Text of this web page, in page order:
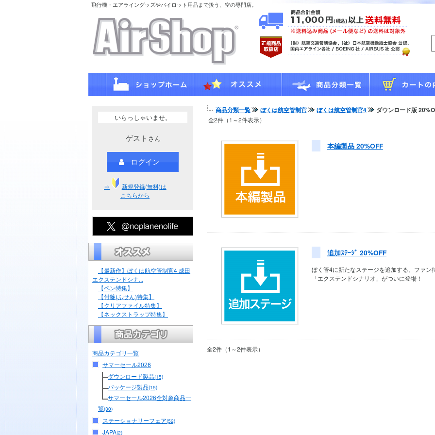
飛行機・エアライングッズやパイロット用品まで扱う、空の専門店。
いらっしゃいませ。
ゲスト さん
ログイン
⇒
新規登録(無料)は
こちらから
【最新作】ぼくは航空管制官4 成田
エクステンドシナ...
【ペン特集】
【付箋(ふせん)特集】
【クリアファイル特集】
【ネックストラップ特集】
商品カテゴリ一覧
サマーセール2026
ダウンロード製品(15)
パッケージ製品(15)
サマーセール2026全対象商品一
覧(30)
ステーショナリーフェア(52)
JAPA(2)
商品分類一覧 ぼくは航空管制官 ぼくは航空管制官4 ダウンロード版
全2件（1～2件表示）
本編製品 20%OFF
追加ｽﾃｰｼﾞ 20%OFF
ぼく管4に新たなステージを追加する、ファン
「エクステンドシナリオ」がついに登場！
全2件（1～2件表示）